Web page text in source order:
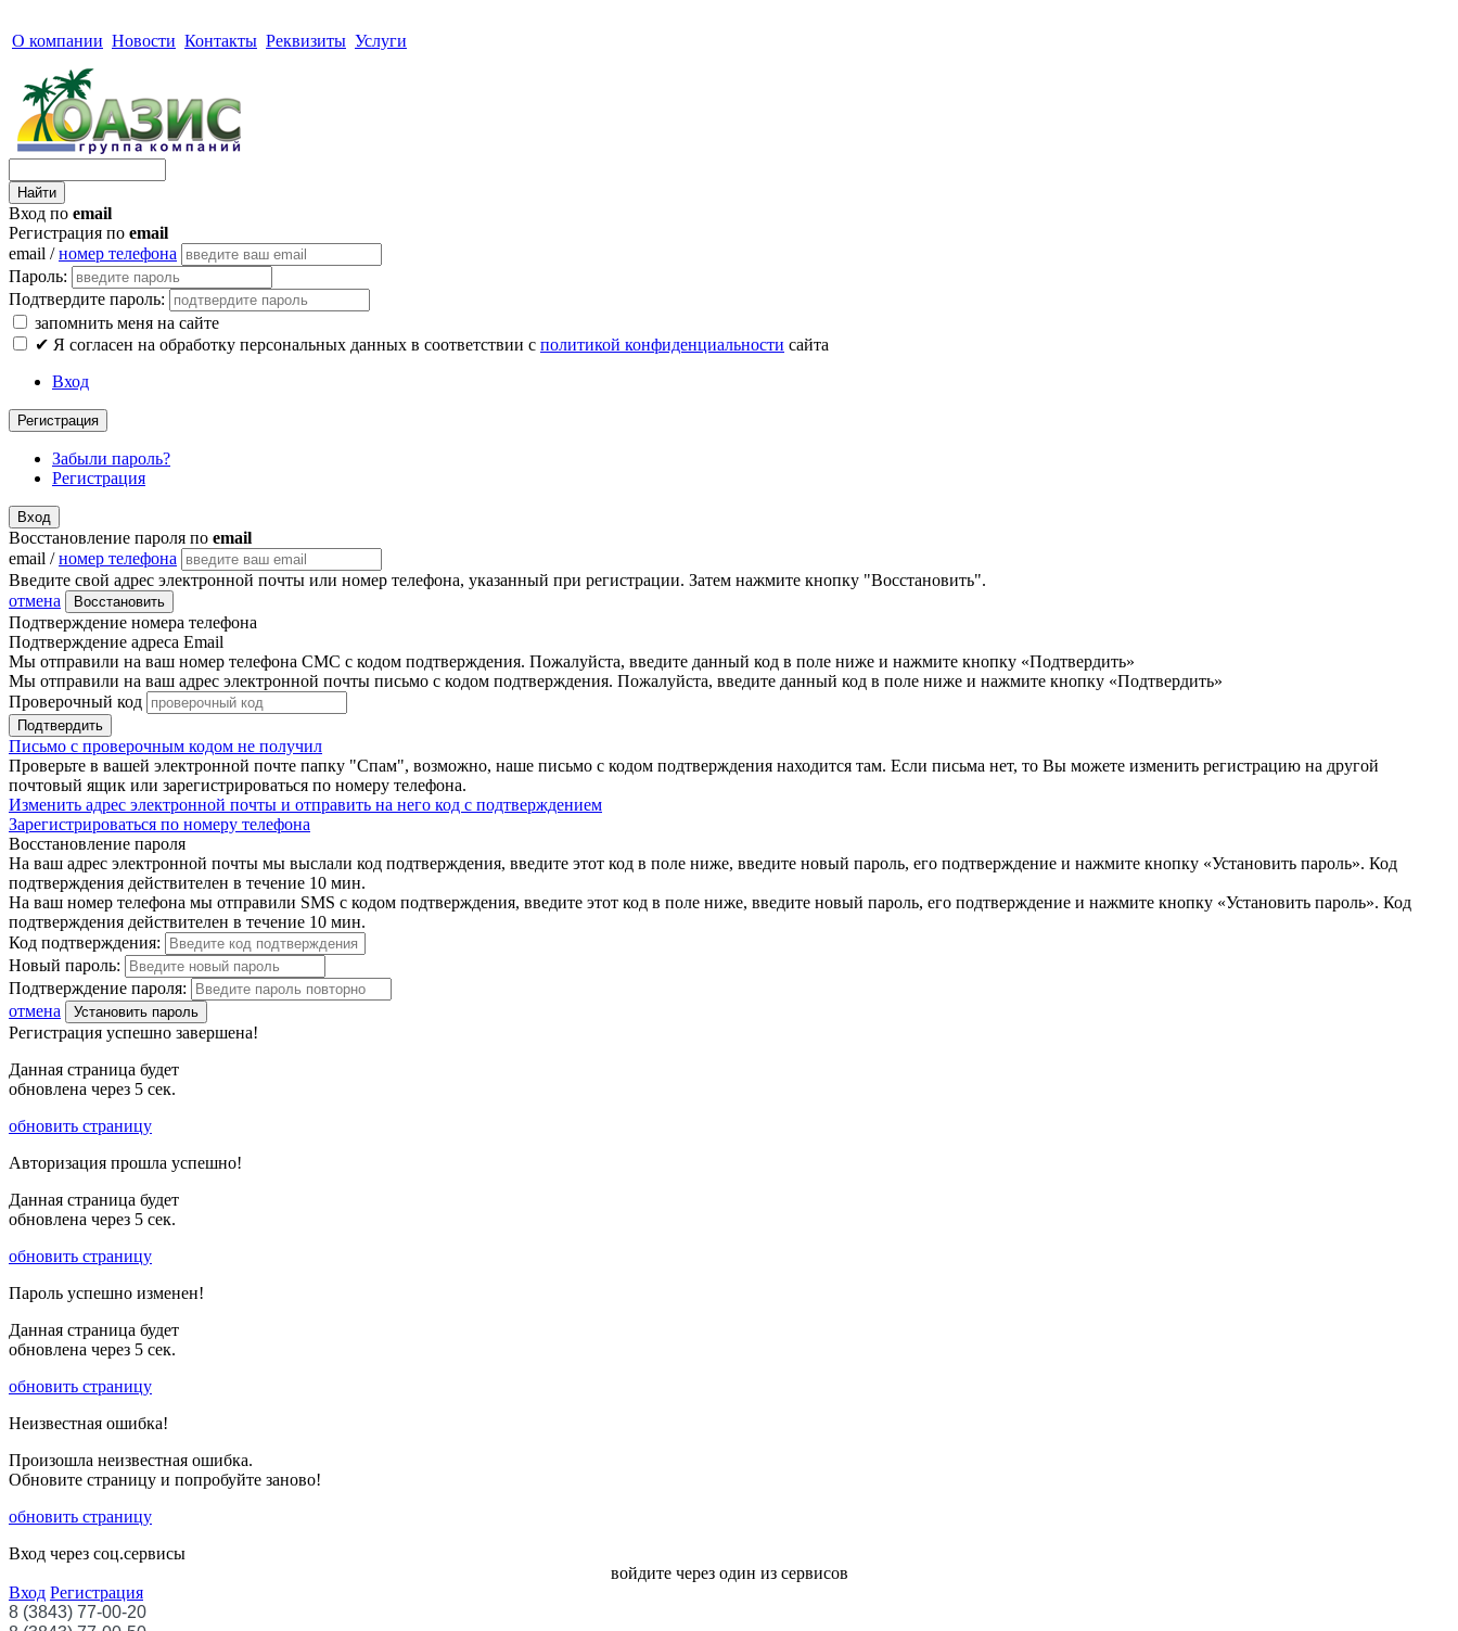
О компании Новости Контакты Реквизиты Услуги
Вход по email
Регистрация по email
email /номер телефона
Пароль:
Подтвердите пароль:
запомнить меня на сайте
✔ Я согласен на обработку персональных данных в соответствии с политикой конфиденциальности сайта
Вход
Регистрация
Забыли пароль?
Регистрация
Вход
Восстановление пароля по email
email /номер телефона
Введите свой адрес электронной почты или номер телефона, указанный при регистрации. Затем нажмите кнопку "Восстановить".
отмена
Восстановить
Подтверждение номера телефона
Подтверждение адреса Email
Мы отправили на ваш номер телефона СМС с кодом подтверждения. Пожалуйста, введите данный код в поле ниже и нажмите кнопку «Подтвердить»
Мы отправили на ваш адрес электронной почты письмо с кодом подтверждения. Пожалуйста, введите данный код в поле ниже и нажмите кнопку «Подтвердить»
Проверочный код
Подтвердить
Письмо с проверочным кодом не получил
Проверьте в вашей электронной почте папку "Спам", возможно, наше письмо с кодом подтверждения находится там. Если письма нет, то Вы можете изменить регистрацию на другой
почтовый ящик или зарегистрироваться по номеру телефона.
Изменить адрес электронной почты и отправить на него код с подтверждением
Зарегистрироваться по номеру телефона
Восстановление пароля
На ваш адрес электронной почты мы выслали код подтверждения, введите этот код в поле ниже, введите новый пароль, его подтверждение и нажмите кнопку «Установить пароль». Код
подтверждения действителен в течение 10 мин.
На ваш номер телефона мы отправили SMS с кодом подтверждения, введите этот код в поле ниже, введите новый пароль, его подтверждение и нажмите кнопку «Установить пароль». Код
подтверждения действителен в течение 10 мин.
Код подтверждения:
Новый пароль:
Подтверждение пароля:
отмена
Установить пароль
Регистрация успешно завершена!
Данная страница будет
обновлена через 5 сек.
обновить страницу
Авторизация прошла успешно!
Данная страница будет
обновлена через 5 сек.
обновить страницу
Пароль успешно изменен!
Данная страница будет
обновлена через 5 сек.
обновить страницу
Неизвестная ошибка!
Произошла неизвестная ошибка.
Обновите страницу и попробуйте заново!
обновить страницу
Вход через соц.сервисы
войдите через один из сервисов
Вход Регистрация
8 (3843) 77-00-20